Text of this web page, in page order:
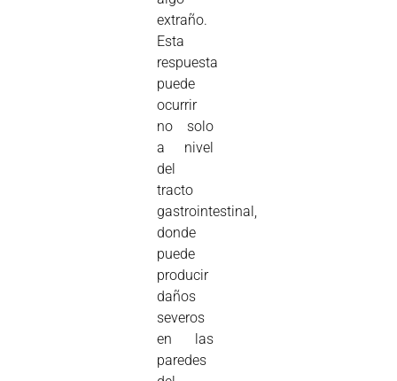
extraño.
Esta
respuesta
puede
ocurrir
no solo
a nivel
del
tracto
gastrointestinal,
donde
puede
producir
daños
severos
en las
paredes